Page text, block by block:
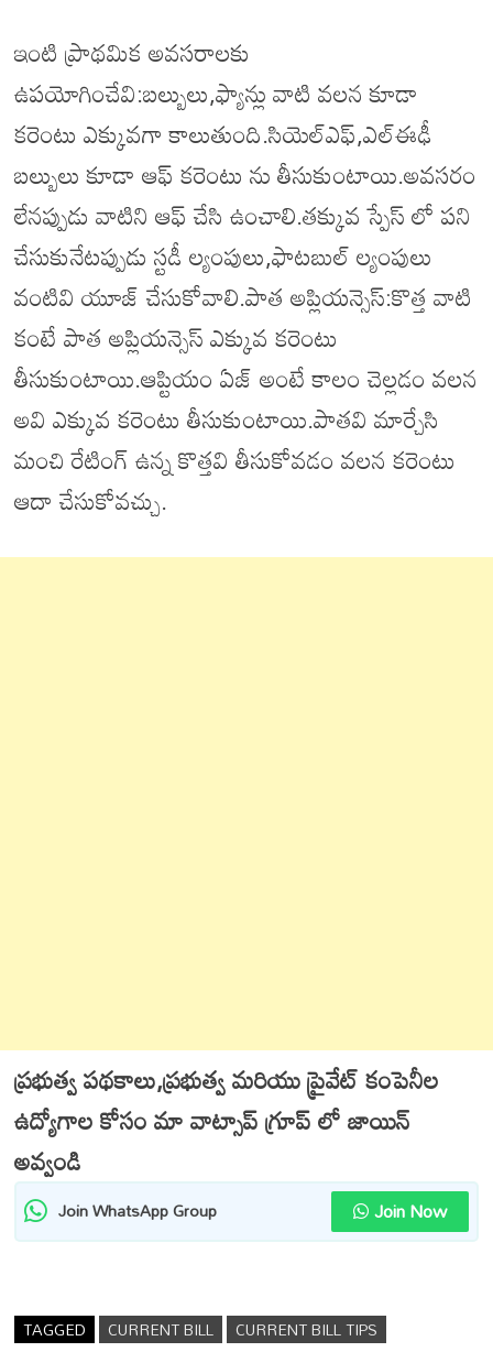
ఇంటి ప్రాథమిక అవసరాలకు
ఉపయోగించేవి:బల్బులు,ఫ్యాన్లు వాటి వలన కూడా
కరెంటు ఎక్కువగా కాలుతుంది.సియెల్ఎఫ్,ఎల్ఈఢీ
బల్బులు కూడా ఆఫ్ కరెంటు ను తీసుకుంటాయి.అవసరం
లేనప్పుడు వాటిని ఆఫ్ చేసి ఉంచాలి.తక్కువ స్పేస్ లో పని
చేసుకునేటప్పుడు స్టడీ ల్యంపులు,ఫాటబుల్ ల్యంపులు
వంటివి యూజ్ చేసుకోవాలి.పాత అప్లియన్సెస్:కొత్త వాటి
కంటే పాత అప్లియన్సెస్ ఎక్కువ కరెంటు
తీసుకుంటాయి.ఆప్టియం ఏజ్ అంటే కాలం చెల్లడం వలన
అవి ఎక్కువ కరెంటు తీసుకుంటాయి.పాతవి మార్చేసి
మంచి రేటింగ్ ఉన్న కొత్తవి తీసుకోవడం వలన కరెంటు
ఆదా చేసుకోవచ్చు.
ప్రభుత్వ పథకాలు,ప్రభుత్వ మరియు ప్రైవేట్ కంపెనీల
ఉద్యోగాల కోసం మా వాట్సాప్ గ్రూప్ లో జాయిన్
అవ్వండి
Join WhatsApp Group Join Now
TAGGED CURRENT BILL
CURRENT BILL TIPS